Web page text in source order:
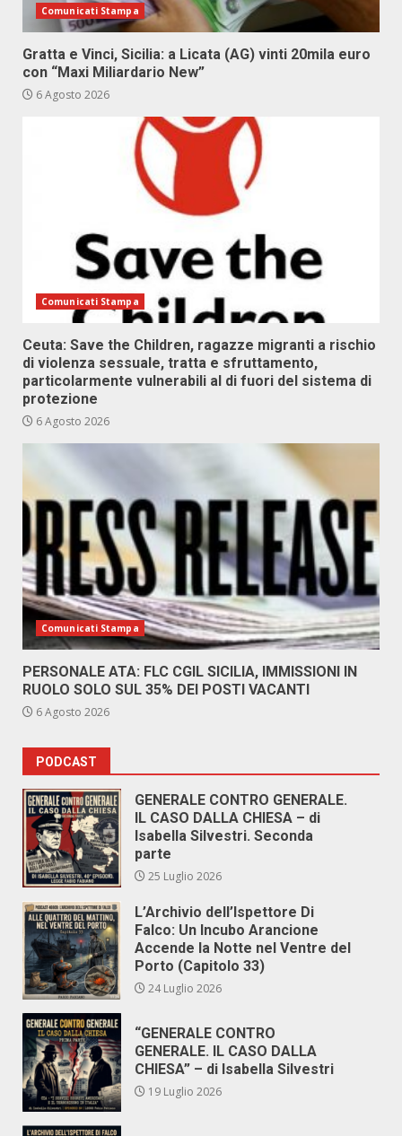
Comunicati Stampa
Gratta e Vinci, Sicilia: a Licata (AG) vinti 20mila euro
con “Maxi Miliardario New”
6 Agosto 2026
Comunicati Stampa
Ceuta: Save the Children, ragazze migranti a rischio
di violenza sessuale, tratta e sfruttamento,
particolarmente vulnerabili al di fuori del sistema di
protezione
6 Agosto 2026
Comunicati Stampa
PERSONALE ATA: FLC CGIL SICILIA, IMMISSIONI IN
RUOLO SOLO SUL 35% DEI POSTI VACANTI
6 Agosto 2026
PODCAST
GENERALE CONTRO GENERALE.
IL CASO DALLA CHIESA – di
Isabella Silvestri. Seconda
parte
25 Luglio 2026
L’Archivio dell’Ispettore Di
Falco: Un Incubo Arancione
Accende la Notte nel Ventre del
Porto (Capitolo 33)
24 Luglio 2026
“GENERALE CONTRO
GENERALE. IL CASO DALLA
CHIESA” – di Isabella Silvestri
19 Luglio 2026